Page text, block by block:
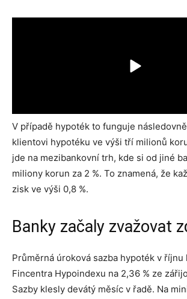
V případě hypoték to funguje
klientovi hypotéku ve výši tří milionů
jde na mezibankovní trh, kde si od jiné
miliony korun za 2 %. To znamená, že
zisk ve výši 0,8 %.
Banky začaly zvažovat
Průměrná úroková sazba hypoték v říjnu
Fincentra Hypoindexu na 2,36 % ze
Sazby klesly devátý měsíc v řadě. Na